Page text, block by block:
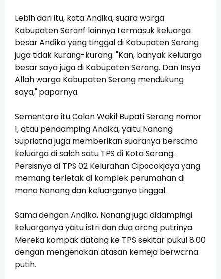
Lebih dari itu, kata Andika, suara warga
Kabupaten Seranf lainnya termasuk keluarga
besar Andika yang tinggal di Kabupaten Serang
juga tidak kurang-kurang. "Kan, banyak keluarga
besar saya juga di Kabupaten Serang. Dan Insya
Allah warga Kabupaten Serang mendukung
saya," paparnya.
Sementara itu Calon Wakil Bupati Serang nomor
1, atau pendamping Andika, yaitu Nanang
Supriatna juga memberikan suaranya bersama
keluarga di salah satu TPS di Kota Serang.
Persisnya di TPS 02 Kelurahan Cipocokjaya yang
memang terletak di komplek perumahan di
mana Nanang dan keluarganya tinggal.
Sama dengan Andika, Nanang juga didampingi
keluarganya yaitu istri dan dua orang putrinya.
Mereka kompak datang ke TPS sekitar pukul 8.00
dengan mengenakan atasan kemeja berwarna
putih.